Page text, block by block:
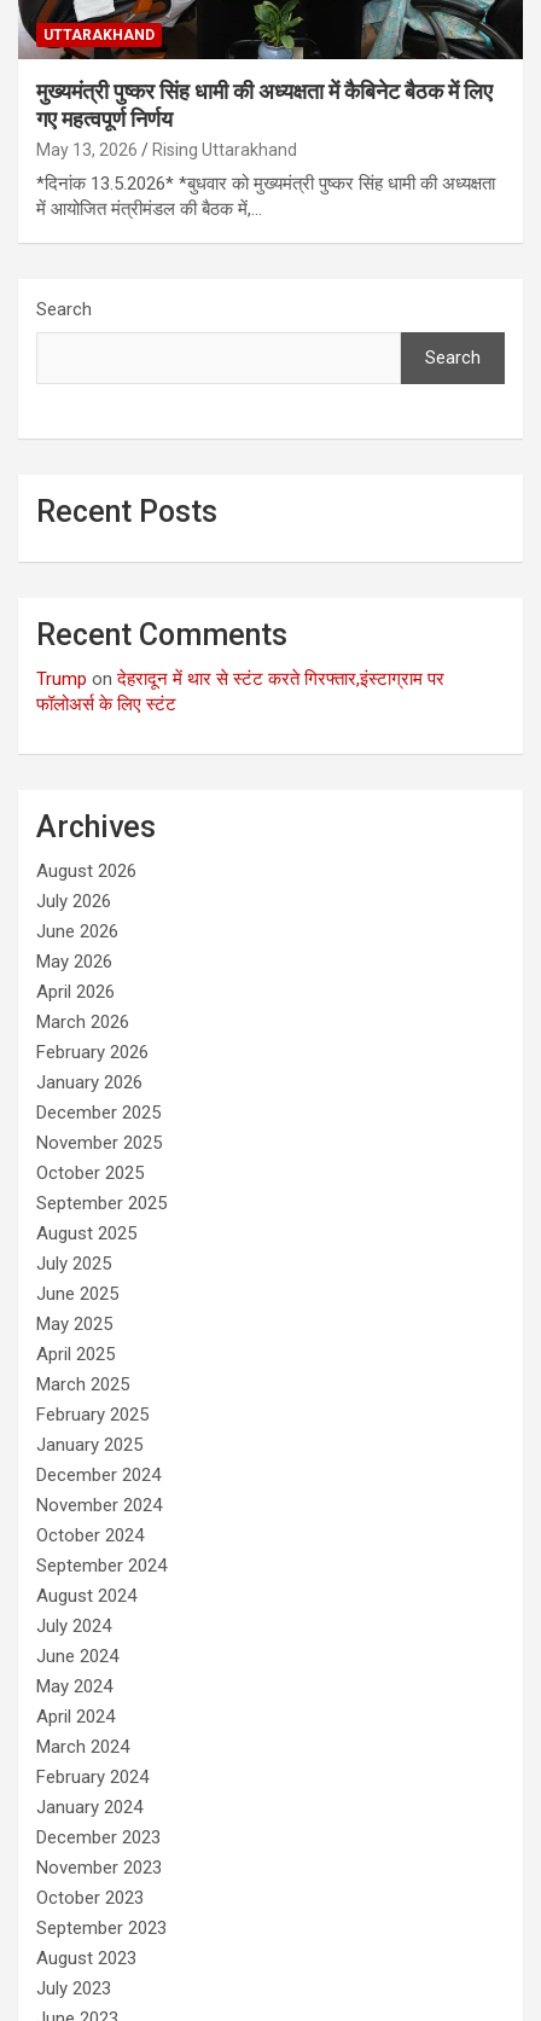
UTTARAKHAND
मुख्यमंत्री पुष्कर सिंह धामी की अध्यक्षता में कैबिनेट बैठक में लिए
गए महत्वपूर्ण निर्णय
May 13, 2026 Rising Uttarakhand
*दिनांक 13.5.2026* *बुधवार को मुख्यमंत्री पुष्कर सिंह धामी की अध्यक्षता
में आयोजित मंत्रीमंडल की बैठक में,…
Search
Search
Recent Posts
Recent Comments
Trump onदेहरादून में थार से स्टंट करते गिरफ्तार,इंस्टाग्राम पर
फॉलोअर्स के लिए स्टंट
Archives
August 2026
July 2026
June 2026
May 2026
April 2026
March 2026
February 2026
January 2026
December 2025
November 2025
October 2025
September 2025
August 2025
July 2025
June 2025
May 2025
April 2025
March 2025
February 2025
January 2025
December 2024
November 2024
October 2024
September 2024
August 2024
July 2024
June 2024
May 2024
April 2024
March 2024
February 2024
January 2024
December 2023
November 2023
October 2023
September 2023
August 2023
July 2023